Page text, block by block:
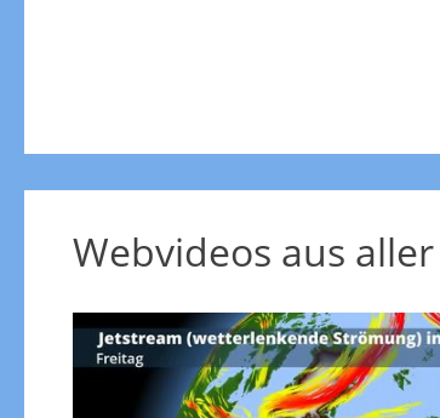
Webvideos aus